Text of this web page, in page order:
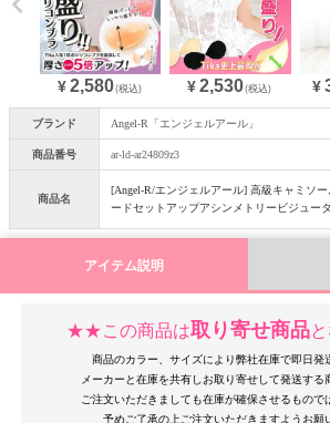
¥ 2,580(税込) ¥ 2,530(税込) ¥
ブランド Angel-R「エンジェルアール」
商品番号 ar-ld-ar24809z3
商品名
[Angel-R/エンジェルアール] 高級キャミソ
ードセットアップアシンメトリービジュー
アイテム説明
★★この商品は取り寄せ商品
商品のカラー、サイズにより弊社在庫で即日発
メーカーと在庫を共有しお取り寄せして発送する
ご注文いただきましても在庫が確保させるもので